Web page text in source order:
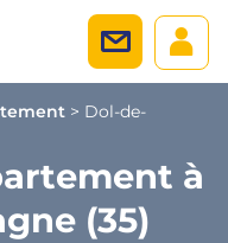
> Dol-de-
à
(35)